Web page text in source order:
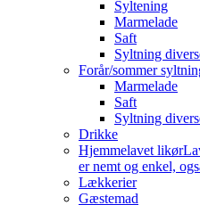
Syltening
Marmelade
Saft
Syltning
Forår/sommer
Marmelade
Saft
Syltning
Drikke
Hjemmelavet likør
er nemt og enkel,
Lækkerier
Gæstemad